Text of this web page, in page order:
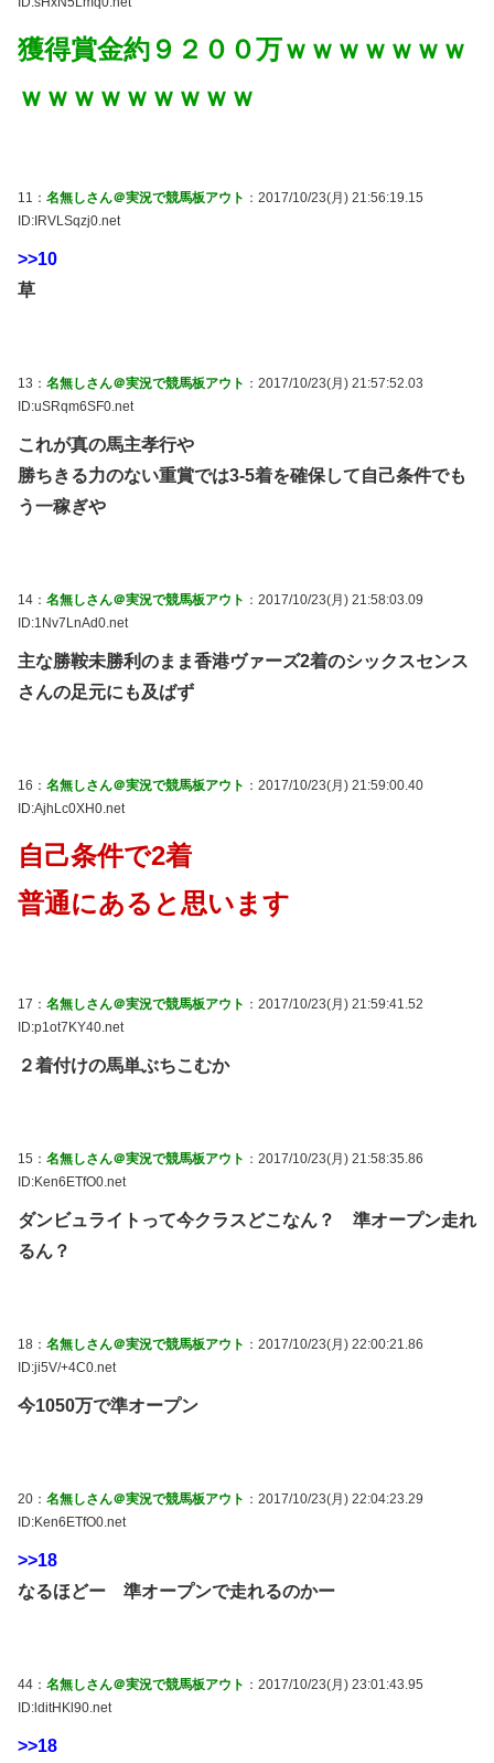
獲得賞金約９２００万ｗｗｗｗｗｗｗ
ｗｗｗｗｗｗｗｗｗ
11： 名無しさん＠実況で競馬板アウト ：2017/10/23(月) 21:56:19.15
ID:IRVLSqzj0.net
>>10
草
13： 名無しさん＠実況で競馬板アウト ：2017/10/23(月) 21:57:52.03
ID:uSRqm6SF0.net
これが真の馬主孝行や
勝ちきる力のない重賞では3-5着を確保して自己条件でも
う一稼ぎや
14： 名無しさん＠実況で競馬板アウト ：2017/10/23(月) 21:58:03.09
ID:1Nv7LnAd0.net
主な勝鞍未勝利のまま香港ヴァーズ2着のシックスセンス
さんの足元にも及ばず
16： 名無しさん＠実況で競馬板アウト ：2017/10/23(月) 21:59:00.40
ID:AjhLc0XH0.net
自己条件で2着
普通にあると思います
17： 名無しさん＠実況で競馬板アウト ：2017/10/23(月) 21:59:41.52
ID:p1ot7KY40.net
２着付けの馬単ぶちこむか
15： 名無しさん＠実況で競馬板アウト ：2017/10/23(月) 21:58:35.86
ID:Ken6ETfO0.net
ダンビュライトって今クラスどこなん？ 準オープン走れ
るん？
18： 名無しさん＠実況で競馬板アウト ：2017/10/23(月) 22:00:21.86
ID:ji5V/+4C0.net
今1050万で準オープン
20： 名無しさん＠実況で競馬板アウト ：2017/10/23(月) 22:04:23.29
ID:Ken6ETfO0.net
>>18
なるほどー 準オープンで走れるのかー
44： 名無しさん＠実況で競馬板アウト ：2017/10/23(月) 23:01:43.95
ID:lditHKl90.net
>>18